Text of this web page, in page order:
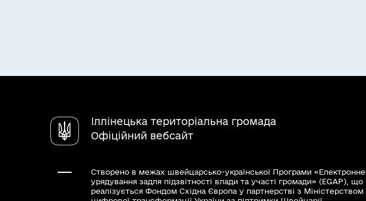
Іллінецька територіальна громада
Офіційний вебсайт
Створено в межах швейцарсько-української Програми «Електронне
урядування задля підзвітності влади та участі громади» (EGAP), що
реалізується Фондом Східна Європа у партнерстві з Міністерством